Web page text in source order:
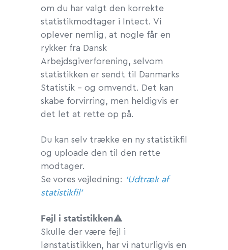
om du har valgt den korrekte
statistikmodtager i Intect. Vi
oplever nemlig, at nogle får en
rykker fra Dansk
Arbejdsgiverforening, selvom
statistikken er sendt til Danmarks
Statistik – og omvendt. Det kan
skabe forvirring, men heldigvis er
det let at rette op på.
Du kan selv trække en ny statistikfil
og uploade den til den rette
modtager.
Se vores vejledning: ‘Udtræk af
statistikfil’
Fejl i statistikken⚠
Skulle der være fejl i
lønstatistikken, har vi naturligvis en